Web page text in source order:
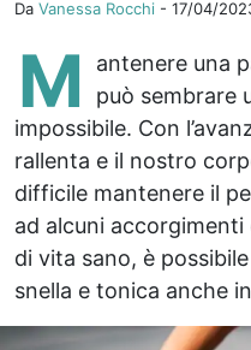
Da Vanessa Rocchi - 17/04/
M
antenere una
può sembrare
impossibile. Con
rallenta e il nostro
difficile mantenere il
ad alcuni accorgimenti
di vita sano, è
snella e tonica anche